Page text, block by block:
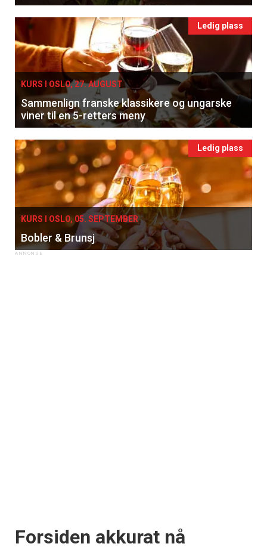
Ledig plass
KURS I OSLO, 27. AUGUST
Sammenlign franske klassikere og ungarske
viner til en 5-retters meny
Ledig plass
KURS I OSLO, 05. SEPTEMBER
Bobler & Brunsj
Forsiden akkurat nå